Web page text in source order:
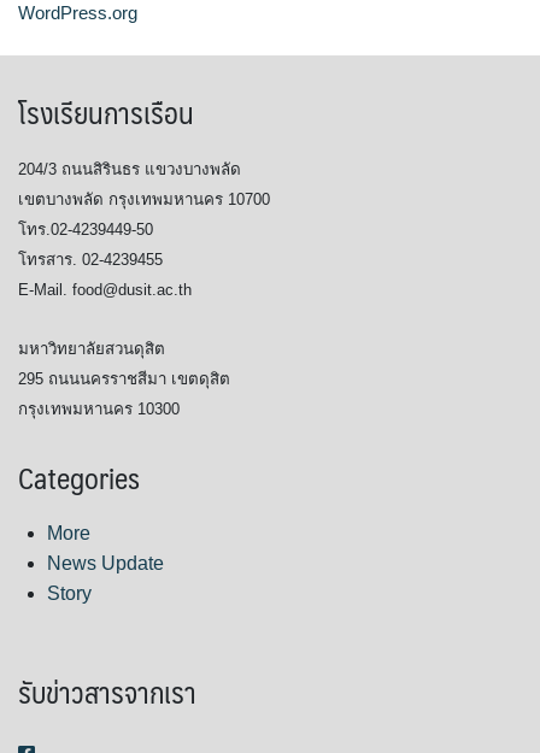
WordPress.org
โรงเรียนการเรือน
204/3 ถนนสิรินธร แขวงบางพลัด
เขตบางพลัด กรุงเทพมหานคร 10700
โทร.02-4239449-50
โทรสาร. 02-4239455
E-Mail. food@dusit.ac.th
มหาวิทยาลัยสวนดุสิต
295 ถนนนครราชสีมา เขตดุสิต
กรุงเทพมหานคร 10300
Categories
More
News Update
Story
รับข่าวสารจากเรา